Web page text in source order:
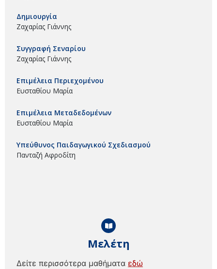
Μελέτη
Δείτε περισσότερα μαθήματα εδώ
Δημιουργία
Ζαχαρίας Γιάννης
Συγγραφή Σεναρίου
Ζαχαρίας Γιάννης
Επιμέλεια Περιεχομένου
Ευσταθίου Μαρία
Επιμέλεια Μεταδεδομένων
Ευσταθίου Μαρία
Υπεύθυνος Παιδαγωγικού Σχεδιασμού
Πανταζή Αφροδίτη